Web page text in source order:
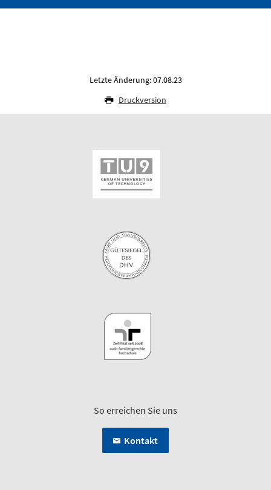
Letzte Änderung: 07.08.23
Druckversion
So erreichen Sie uns
Kontakt